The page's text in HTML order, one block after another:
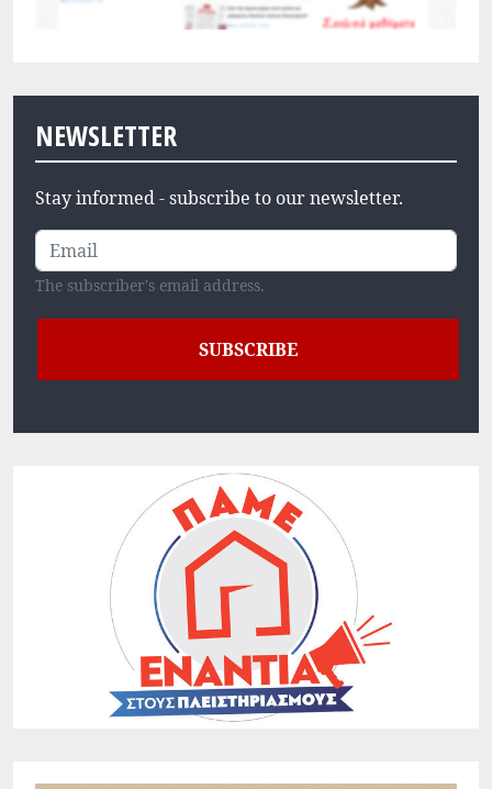
NEWSLETTER
Stay informed - subscribe to our newsletter.
The subscriber's email address.